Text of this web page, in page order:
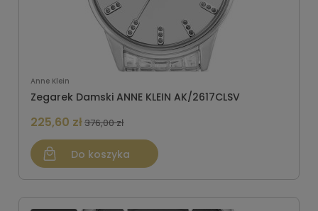
Anne Klein
Zegarek Damski ANNE KLEIN AK/2617CLSV
225,60 zł376,00 zł
Do koszyka